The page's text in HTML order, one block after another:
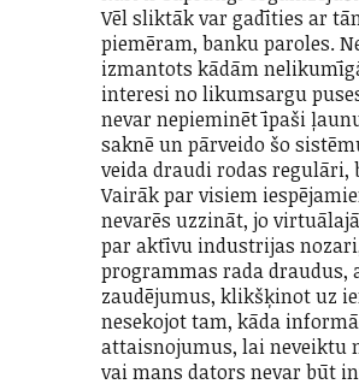
Vēl sliktāk var gadīties ar
piemēram, banku paroles.
izmantots kādām
interesi no likumsargu
nevar nepieminēt īpaši
saknē un pārveido šo
veida draudi rodas
Vairāk par visiem
nevarēs uzzināt, jo
par aktīvu industrijas
programmas rada
zaudējumus, klikšķinot uz
nesekojot tam, kāda
attaisnojumus, lai neveiktu
vai mans dators nevar būt